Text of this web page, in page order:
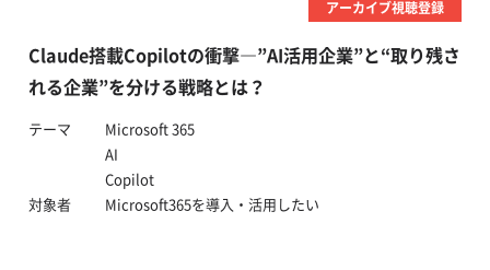
アーカイブ視聴登録
Claude搭載Copilotの衝撃―”AI活用企業”と“取り残さ
れる企業”を分ける戦略とは？
テーマ
Microsoft 365
AI
Copilot
対象者
Microsoft365を導入・活用したい